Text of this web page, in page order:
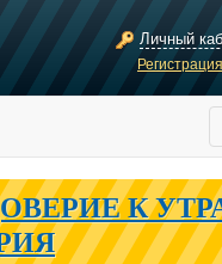
Личный
К